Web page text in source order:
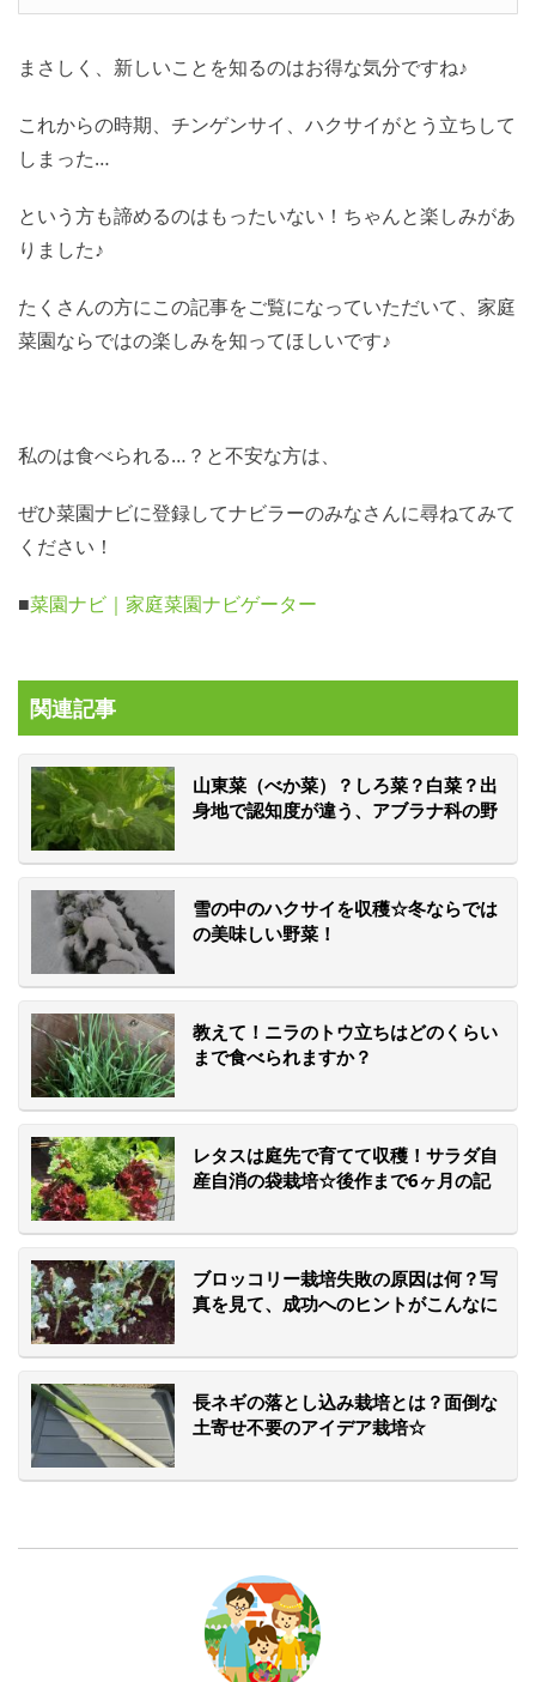
まさしく、新しいことを知るのはお得な気分ですね♪
これからの時期、チンゲンサイ、ハクサイがとう立ちして
しまった…
という方も諦めるのはもったいない！ちゃんと楽しみがあ
りました♪
たくさんの方にこの記事をご覧になっていただいて、家庭
菜園ならではの楽しみを知ってほしいです♪
私のは食べられる…？と不安な方は、
ぜひ菜園ナビに登録してナビラーのみなさんに尋ねてみて
ください！
■菜園ナビ｜家庭菜園ナビゲーター
関連記事
山東菜（べか菜）？しろ菜？白菜？出
身地で認知度が違う、アブラナ科の野
雪の中のハクサイを収穫☆冬ならでは
の美味しい野菜！
教えて！ニラのトウ立ちはどのくらい
まで食べられますか？
レタスは庭先で育てて収穫！サラダ自
産自消の袋栽培☆後作まで6ヶ月の記
ブロッコリー栽培失敗の原因は何？写
真を見て、成功へのヒントがこんなに
長ネギの落とし込み栽培とは？面倒な
土寄せ不要のアイデア栽培☆